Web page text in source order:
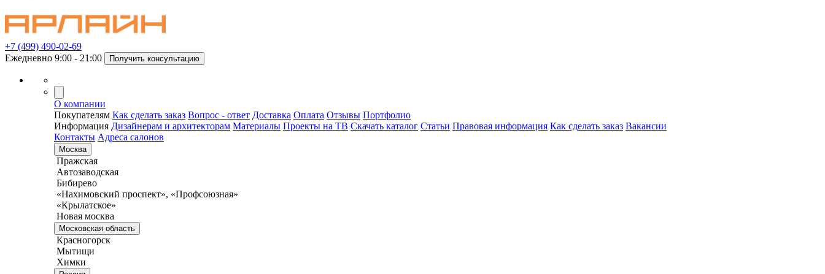
+7 (499) 490-02-69
Ежедневно 9:00 - 21:00
Получить консультацию
О компании
Покупателям Как сделать заказ Вопрос - ответ Доставка Оплата Отзывы Портфолио
Информация Дизайнерам и архитекторам Материалы Проекты на ТВ Скачать каталог Статьи Правовая информация Как сделать заказ Вакансии
Контакты Адреса салонов
Москва
Пражская
Автозаводская
Бибирево
«Нахимовский проспект», «Профсоюзная»
«Крылатское»
Новая москва
Московская область
Красногорск
Мытищи
Химки